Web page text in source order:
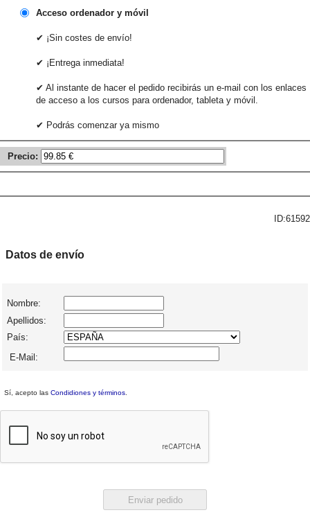
Acceso ordenador y móvil
✔ ¡Sin costes de envío!
✔ ¡Entrega inmediata!
✔ Al instante de hacer el pedido recibirás un e-mail con los enlaces
de acceso a los cursos para ordenador, tableta y móvil.
✔ Podrás comenzar ya mismo
Precio:
ID:61592
Datos de envío
Nombre:
Apellidos:
País:
E-Mail:
Sí, acepto las Condidiones y términos.